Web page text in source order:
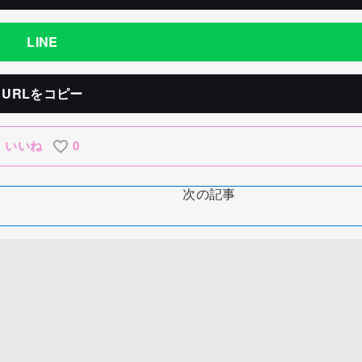
LINE
URLをコピー
いいね 0
次の記事